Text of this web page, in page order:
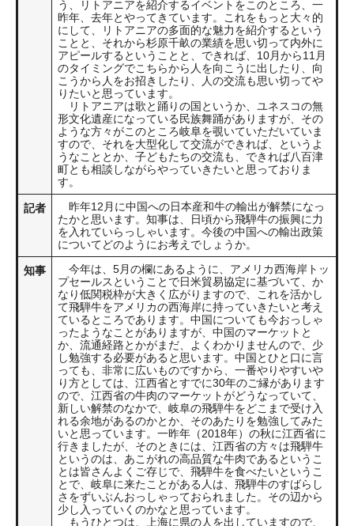
う、リトアニアを紹介するイベントをこのところ、一
昨年、去年とやってきています。これをもっと大々的
にして、リトアニアの多面的な魅力を紹介するという
ことと、それから杉原千畝の業績を思い切って内外に
アピールするということと、できれば、10月から11月
のタイミングでこちらから人を向こうに出したり、向
こうから人をお招きしたり、人の交流も思い切ってや
りたいと思っています。
リトアニアは歌と踊りの国というか、ユネスコの無
形文化遺産になっている民族舞踊がありますが、その
ような方々がこのところ岐阜を覗いていただいていま
すので、それを大型化して交流ができれば、というよ
うなこととか、子どもたちの交流も、できれば八百津
町とも相談しながらやっていきたいと思っておりま
す。
記者
昨年12月に中国への日本産和牛の輸出が解禁になっ
たかと思います。知事は、日頃から飛騨牛の振興に力
を入れていらっしゃいます。今後の中国への輸出政策
についてどのようにお考えでしょうか。
知事
今年は、5月の欄にあるように、アメリカ西海岸トッ
プセールスということで日米貿易協定に基づいて、か
なり低関税枠が大きく広がりますので、これを活かし
て飛騨牛をアメリカの西海岸に持っていきたいと考え
ているところであります。中国についても今おっしゃ
ったようなことがありますが、中国のマーケットと
か、流通経路とかがまだ、よくわかりませんので、少
し勉強する必要があると思います。中国とひと口に言
っても、非常に広いものですから、一番やりやすいや
り方としては、江西省とすでに30年のご縁があります
ので、江西省の牛肉のマーケットがどうなっていて、
新しい解禁のなかで、岐阜の飛騨牛をどこまで受け入
れる余地があるのかとか、そのあたりを勉強してみた
いと思っています。一昨年（2018年）の秋に江西省に
行きましたが、そのときには、江西省の方々は飛騨牛
というのは、あこがれの高品質な牛肉であるというこ
とは皆さんよくご存じで、飛騨牛を食べたいというこ
とで、岐阜に来たことがある人は、飛騨牛のすばらし
さをずいぶんおっしゃっておられました。その辺から
少し入っていくのかなと思っています。
もうひとつは、上海に県の人を出していますので、